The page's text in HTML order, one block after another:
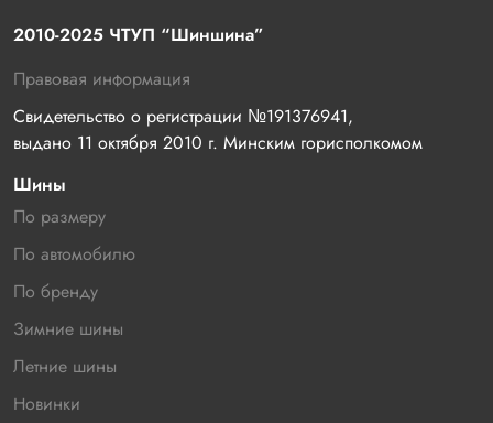
2010-2025 ЧТУП “Шиншина”
Правовая информация
Свидетельство о регистрации №191376941,
выдано 11 октября 2010 г. Минским горисполкомом
Шины
По размеру
По автомобилю
По бренду
Зимние шины
Летние шины
Новинки